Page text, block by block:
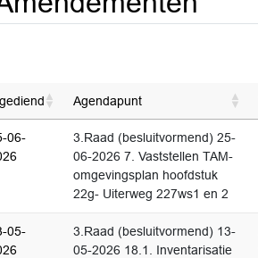
Agendapunt
06-
3.Raad (besluitvormend) 25-
06-2026 7. Vaststellen TAM-
omgevingsplan hoofdstuk
22g- Uiterweg 227ws1 en 2
05-
3.Raad (besluitvormend) 13-
05-2026 18.1. Inventarisatie